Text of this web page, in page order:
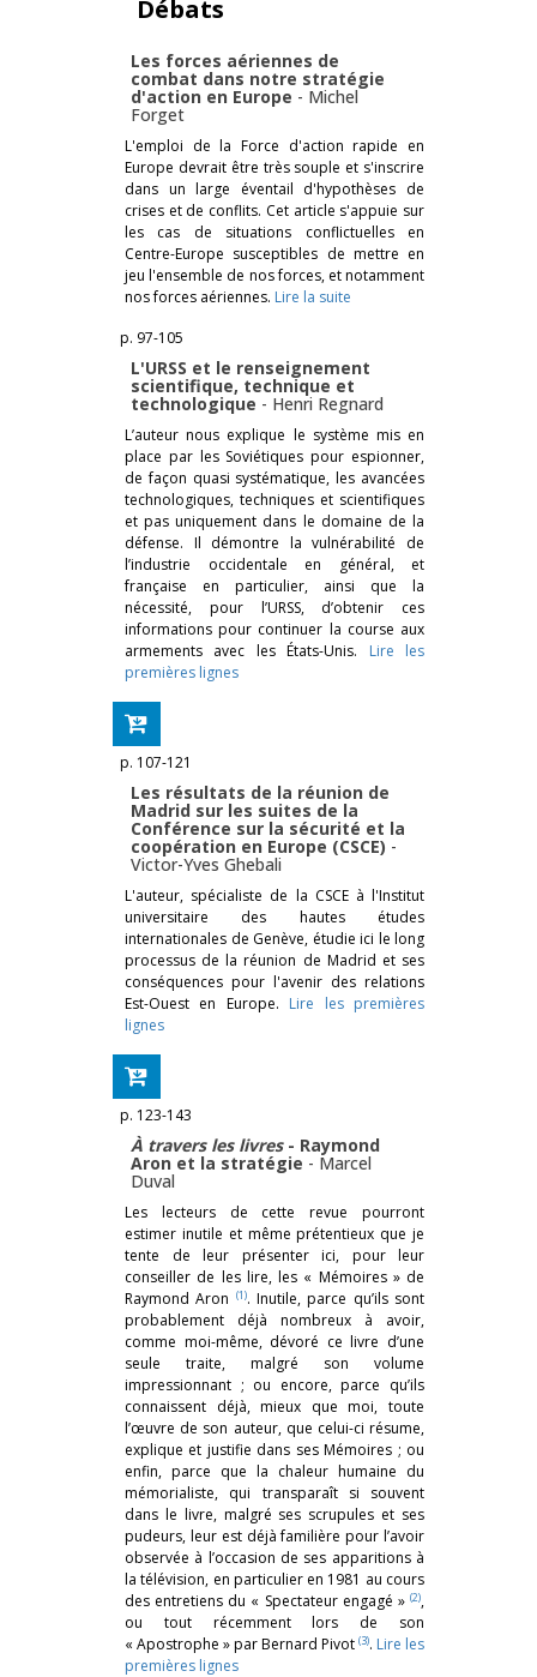
Débats
Les forces aériennes de
combat dans notre stratégie
d'action en Europe - Michel
Forget
L'emploi de la Force d'action rapide en
Europe devrait être très souple et s'inscrire
dans un large éventail d'hypothèses de
crises et de conflits. Cet article s'appuie sur
les cas de situations conflictuelles en
Centre-Europe susceptibles de mettre en
jeu l'ensemble de nos forces, et notamment
nos forces aériennes. Lire la suite
p. 97-105
L'URSS et le renseignement
scientifique, technique et
technologique - Henri Regnard
L’auteur nous explique le système mis en
place par les Soviétiques pour espionner,
de façon quasi systématique, les avancées
technologiques, techniques et scientifiques
et pas uniquement dans le domaine de la
défense. Il démontre la vulnérabilité de
l’industrie occidentale en général, et
française en particulier, ainsi que la
nécessité, pour l’URSS, d’obtenir ces
informations pour continuer la course aux
armements avec les États-Unis. Lire les
premières lignes
p. 107-121
Les résultats de la réunion de
Madrid sur les suites de la
Conférence sur la sécurité et la
coopération en Europe (CSCE) -
Victor-Yves Ghebali
L'auteur, spécialiste de la CSCE à l'Institut
universitaire des hautes études
internationales de Genève, étudie ici le long
processus de la réunion de Madrid et ses
conséquences pour l'avenir des relations
Est-Ouest en Europe. Lire les premières
lignes
p. 123-143
À travers les livres- Raymond
Aron et la stratégie - Marcel
Duval
Les lecteurs de cette revue pourront
estimer inutile et même prétentieux que je
tente de leur présenter ici, pour leur
conseiller de les lire, les « Mémoires » de
Raymond Aron (1). Inutile, parce qu’ils sont
probablement déjà nombreux à avoir,
comme moi-même, dévoré ce livre d’une
seule traite, malgré son volume
impressionnant ; ou encore, parce qu’ils
connaissent déjà, mieux que moi, toute
l’œuvre de son auteur, que celui-ci résume,
explique et justifie dans ses Mémoires ; ou
enfin, parce que la chaleur humaine du
mémorialiste, qui transparaît si souvent
dans le livre, malgré ses scrupules et ses
pudeurs, leur est déjà familière pour l’avoir
observée à l’occasion de ses apparitions à
la télévision, en particulier en 1981 au cours
des entretiens du « Spectateur engagé » (2),
ou tout récemment lors de son
« Apostrophe » par Bernard Pivot (3). Lire les
premières lignes